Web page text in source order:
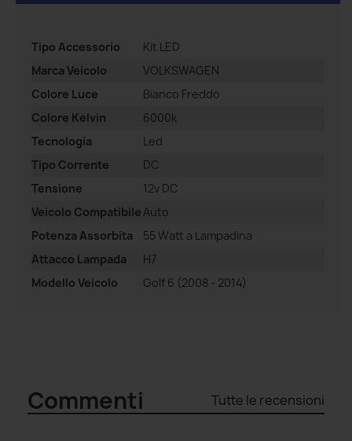
Tipo Accessorio
Kit LED
Marca Veicolo
VOLKSWAGEN
Colore Luce
Bianco Freddo
Colore Kelvin
6000k
Tecnologia
Led
Tipo Corrente
DC
Tensione
12v DC
Veicolo Compatibile Auto
Potenza Assorbita
55 Watt a Lampadina
Attacco Lampada
H7
Modello Veicolo
Golf 6 (2008 - 2014)
Commenti Tutte le recensioni